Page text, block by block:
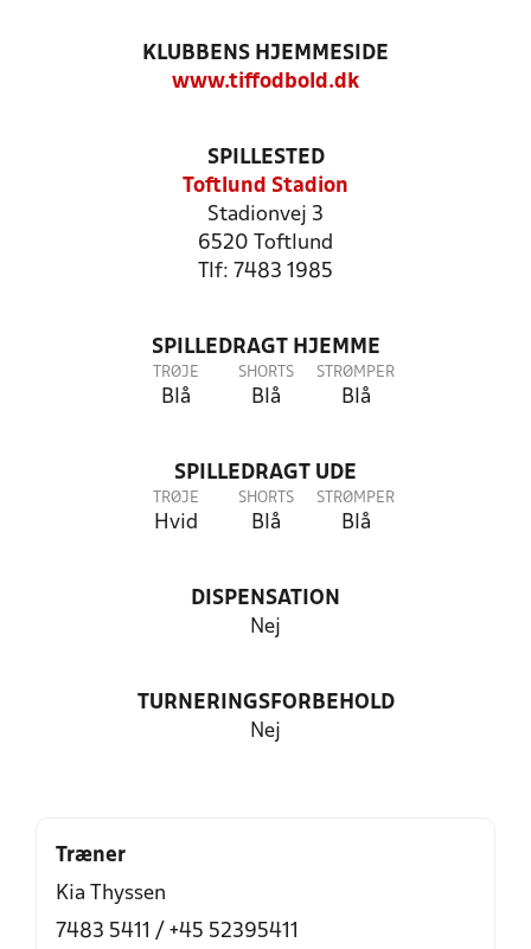
KLUBBENS HJEMMESIDE
www.tiffodbold.dk
SPILLESTED
Toftlund Stadion
Stadionvej 3
6520 Toftlund
Tlf: 7483 1985
SPILLEDRAGT HJEMME
TRØJE
Blå
SHORTS
Blå
STRØMPER
Blå
SPILLEDRAGT UDE
TRØJE
Hvid
SHORTS
Blå
STRØMPER
Blå
DISPENSATION
Nej
TURNERINGSFORBEHOLD
Nej
Træner
Kia Thyssen
7483 5411 / +45 52395411